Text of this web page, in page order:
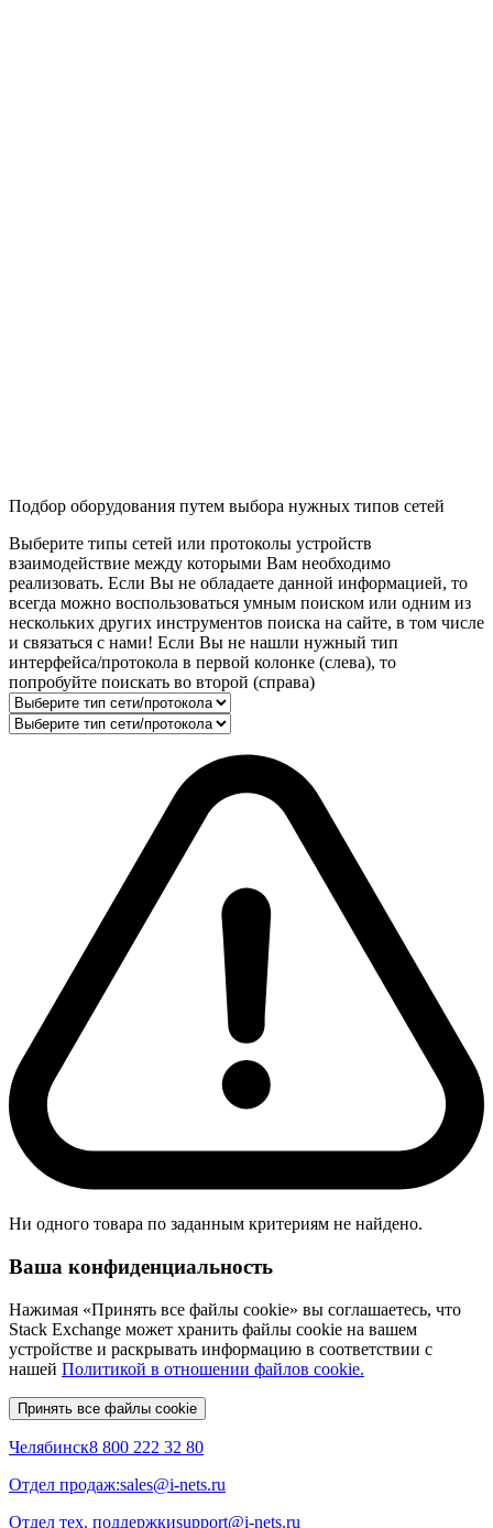
Подбор оборудования путем выбора нужных типов сетей
Выберите типы сетей или протоколы устройств
взаимодействие между которыми Вам необходимо
реализовать. Если Вы не обладаете данной информацией, то
всегда можно воспользоваться умным поиском или одним из
нескольких других инструментов поиска на сайте, в том числе
и связаться с нами! Если Вы не нашли нужный тип
интерфейса/протокола в первой колонке (слева), то
попробуйте поискать во второй (справа)
Ни одного товара по заданным критериям не найдено.
Ваша конфиденциальность
Нажимая «Принять все файлы cookie» вы соглашаетесь, что
Stack Exchange может хранить файлы cookie на вашем
устройстве и раскрывать информацию в соответствии с
нашей Политикой в отношении файлов cookie.
Принять все файлы cookie
Челябинск8 800 222 32 80
Отдел продаж:sales@i-nets.ru
Отдел тех. поддержкиsupport@i-nets.ru